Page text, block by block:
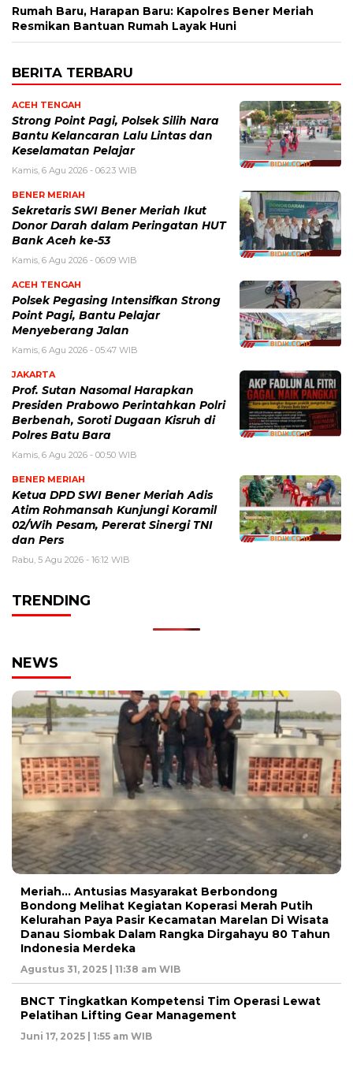
Rumah Baru, Harapan Baru: Kapolres Bener Meriah
Resmikan Bantuan Rumah Layak Huni
BERITA TERBARU
ACEH TENGAH
Strong Point Pagi, Polsek Silih Nara
Bantu Kelancaran Lalu Lintas dan
Keselamatan Pelajar
Kamis, 6 Agu 2026 - 06:23 WIB
BENER MERIAH
Sekretaris SWI Bener Meriah Ikut
Donor Darah dalam Peringatan HUT
Bank Aceh ke-53
Kamis, 6 Agu 2026 - 06:09 WIB
ACEH TENGAH
Polsek Pegasing Intensifkan Strong
Point Pagi, Bantu Pelajar
Menyeberang Jalan
Kamis, 6 Agu 2026 - 05:47 WIB
JAKARTA
Prof. Sutan Nasomal Harapkan
Presiden Prabowo Perintahkan Polri
Berbenah, Soroti Dugaan Kisruh di
Polres Batu Bara
Kamis, 6 Agu 2026 - 00:50 WIB
BENER MERIAH
Ketua DPD SWI Bener Meriah Adis
Atim Rohmansah Kunjungi Koramil
02/Wih Pesam, Pererat Sinergi TNI
dan Pers
Rabu, 5 Agu 2026 - 16:12 WIB
TRENDING
NEWS
Meriah… Antusias Masyarakat Berbondong
Bondong Melihat Kegiatan Koperasi Merah Putih
Kelurahan Paya Pasir Kecamatan Marelan Di Wisata
Danau Siombak Dalam Rangka Dirgahayu 80 Tahun
Indonesia Merdeka
Agustus 31, 2025 | 11:38 am WIB
BNCT Tingkatkan Kompetensi Tim Operasi Lewat
Pelatihan Lifting Gear Management
Juni 17, 2025 | 1:55 am WIB